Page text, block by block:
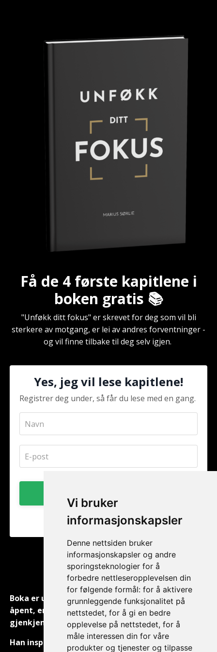
Vi bruker
informasjonskapsler
Denne nettsiden bruker
informasjonskapsler og andre
sporingsteknologier for å
forbedre nettleseropplevelsen din
for følgende formål: for å aktivere
grunnleggende funksjonalitet på
nettstedet, for å gi en bedre
opplevelse på nettstedet, for å
måle interessen din for våre
produkter og tjenester og tilpasse
Få de 4 første kapitlene i
boken gratis 📚
"Unføkk ditt fokus" er skrevet for deg som vil bli
sterkere av motgang, er lei av andres forventninger -
og vil finne tilbake til deg selv igjen.
Yes, jeg vil lese kapitlene!
Registrer deg under, så får du lese med en gang.
Null spam. Meld av når som helst.
"
Boka er utrolig fengslende, der Marius deler så
åpent, enkelt (i positiv forstand), ærlig og
gjenkjennelig fra sitt eget liv.
Han inspirerer ved å fortelle om hvordan det er å